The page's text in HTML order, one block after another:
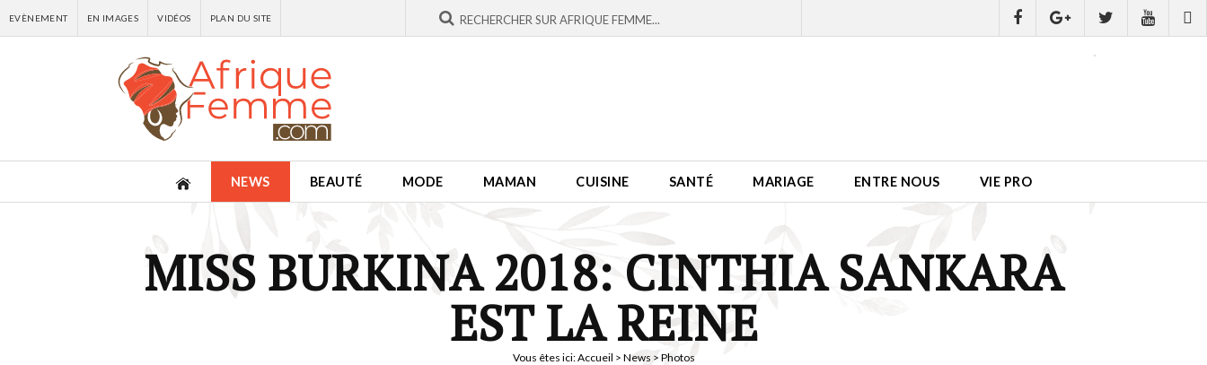
EVÈNEMENT EN IMAGES VIDÉOS PLAN DU SITE
NEWS BEAUTÉ MODE MAMAN CUISINE SANTÉ MARIAGE ENTRE NOUS VIE PRO
MISS BURKINA 2018: CINTHIA SANKARA
EST LA REINE
Vous êtes ici:Accueil > News > Photos